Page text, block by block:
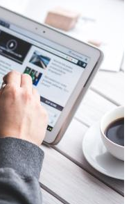
光成新宠